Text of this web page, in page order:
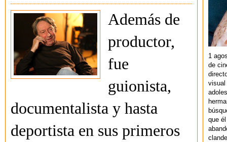
Además de
productor,
fue
guionista,
documentalista y hasta
deportista en sus primeros
1
de
visual
que